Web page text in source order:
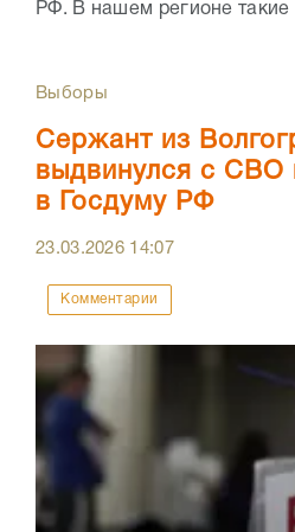
РФ. В нашем регионе такие
Выборы
Сержант из
выдвинулся с СВО
в Госдуму РФ
23.03.2026 14:07
Комментарии